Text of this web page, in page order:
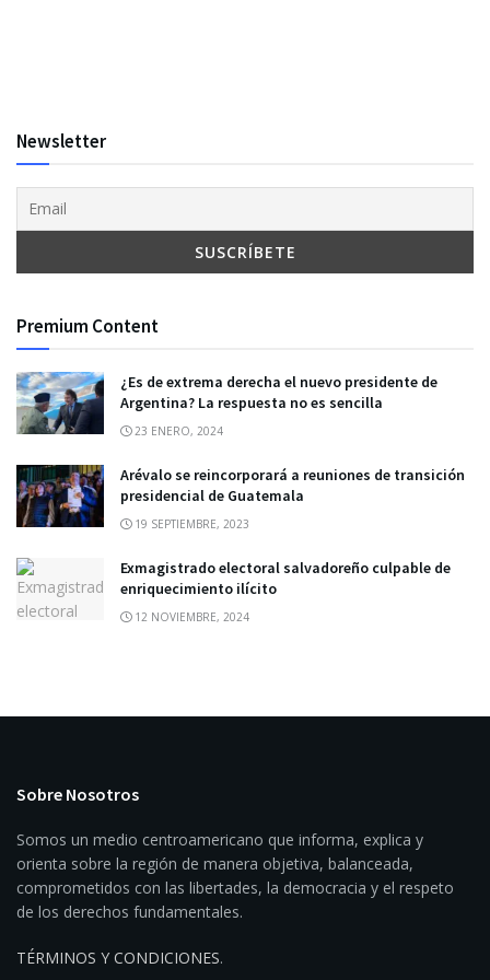
Newsletter
Premium Content
¿Es de extrema derecha el nuevo presidente de
Argentina? La respuesta no es sencilla
23 ENERO, 2024
Arévalo se reincorporará a reuniones de transición
presidencial de Guatemala
19 SEPTIEMBRE, 2023
Exmagistrado electoral salvadoreño culpable de
enriquecimiento ilícito
12 NOVIEMBRE, 2024
Sobre Nosotros
Somos un medio centroamericano que informa, explica y
orienta sobre la región de manera objetiva, balanceada,
comprometidos con las libertades, la democracia y el respeto
de los derechos fundamentales.
TÉRMINOS Y CONDICIONES.